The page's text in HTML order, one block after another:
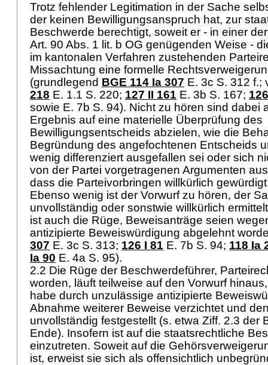
Trotz fehlender Legitimation in der Sache
der keinen Bewilligungsanspruch hat, zur
Beschwerde berechtigt, soweit er - in einer
Art. 90 Abs. 1 lit. b OG genügenden Weise -
im kantonalen Verfahren zustehenden
Missachtung eine formelle
(grundlegend BGE 114 Ia 307 E. 3c S. 312 f.;
218 E. 1.1 S. 220; 127 II 161 E. 3b S. 167;
sowie E. 7b S. 94). Nicht zu hören sind dabei
Ergebnis auf eine materielle Überprüfung des
Bewilligungsentscheids abzielen, wie die
Begründung des angefochtenen Entscheids
wenig differenziert ausgefallen sei oder sich
von der Partei vorgetragenen Argumenten
dass die Parteivorbringen willkürlich
Ebenso wenig ist der Vorwurf zu hören, der
unvollständig oder sonstwie willkürlich
ist auch die Rüge, Beweisanträge seien
antizipierte Beweiswürdigung abgelehnt
307 E. 3c S. 313; 126 I 81 E. 7b S. 94; 118 Ia
Ia 90 E. 4a S. 95).
2.2 Die Rüge der Beschwerdeführer,
worden, läuft teilweise auf den Vorwurf
habe durch unzulässige antizipierte
Abnahme weiterer Beweise verzichtet und
unvollständig festgestellt (s. etwa Ziff. 2.3 der
Ende). Insofern ist auf die staatsrechtliche
einzutreten. Soweit auf die
ist, erweist sie sich als offensichtlich